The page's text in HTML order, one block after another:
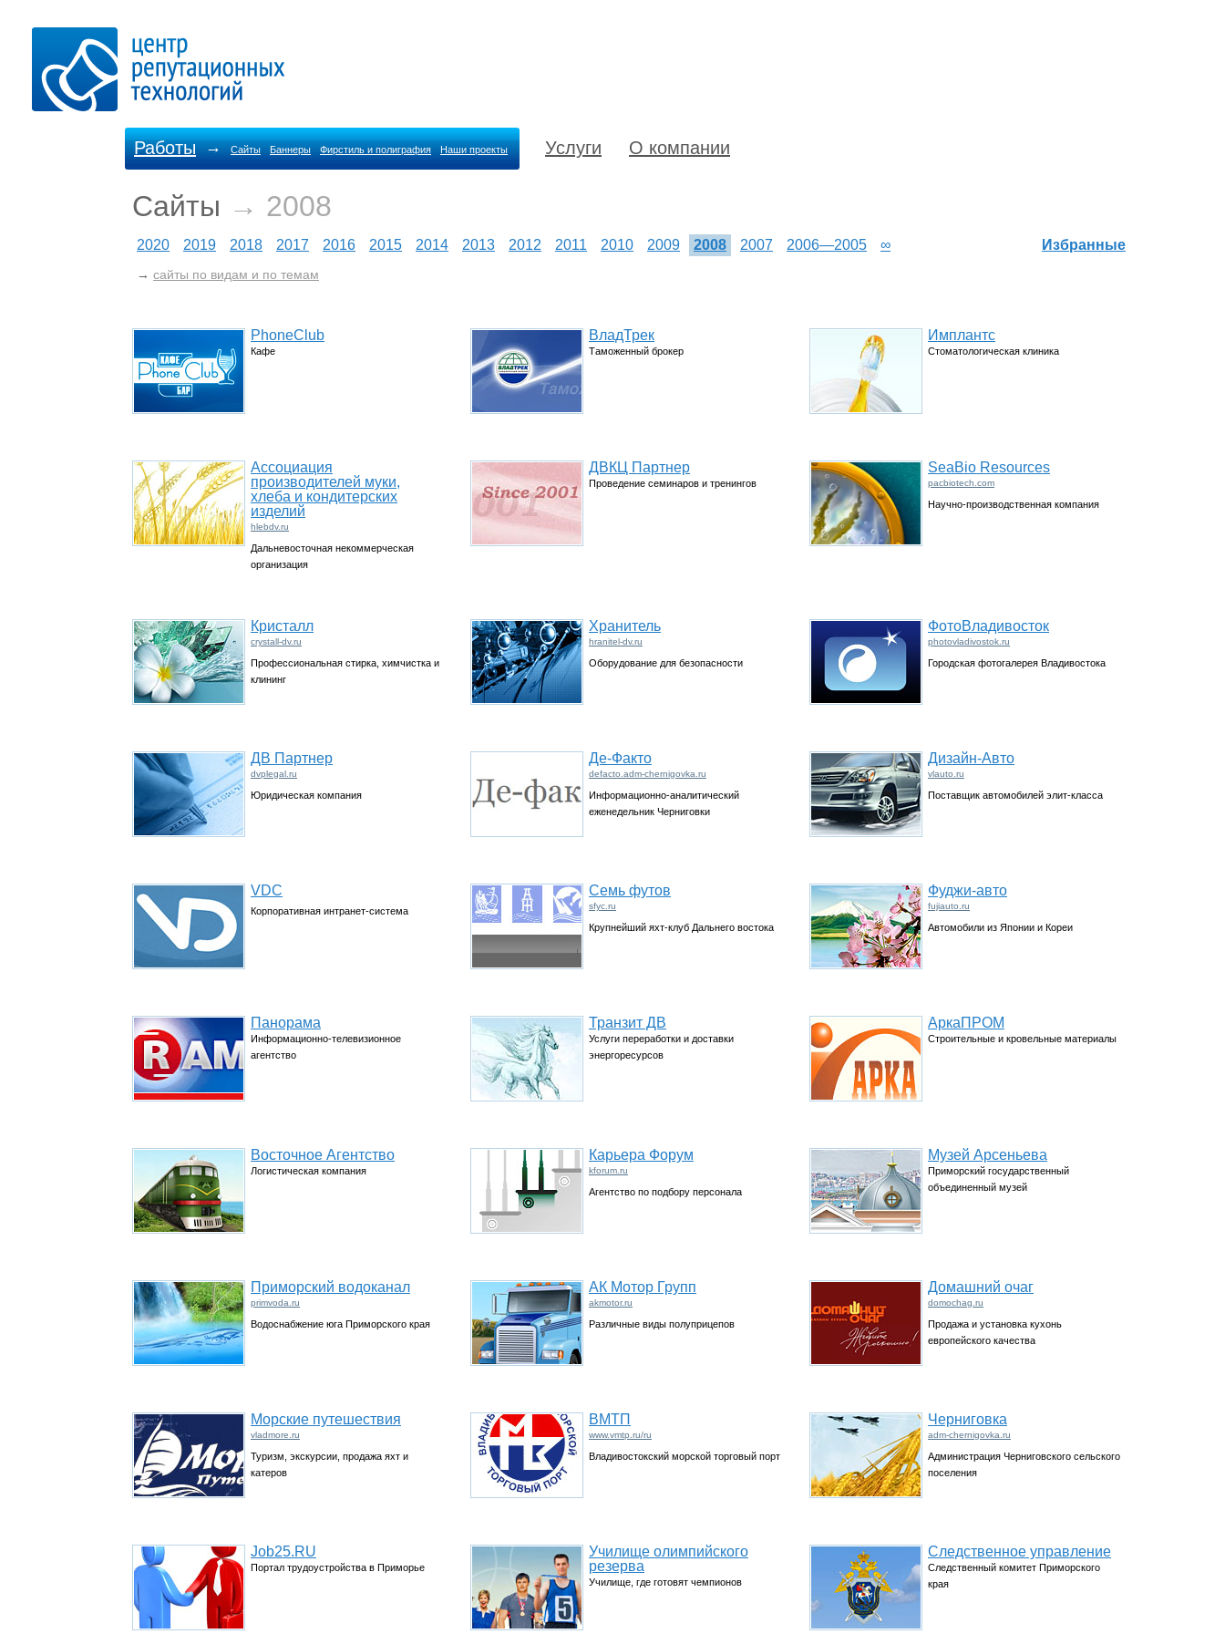
Работы → Сайты Баннеры Фирстиль и полиграфия Наши проекты Услуги О компании
Сайты → 2008
Избранные
2020 2019 2018 2017 2016 2015 2014 2013 2012 2011 2010 2009 2008 2007 2006—2005 ∞
→ сайты по видам и по темам
PhoneClub
Кафе
ВладТрек
Таможенный брокер
Имплантс
Стоматологическая клиника
Ассоциация
производителей муки,
хлеба и кондитерских
изделий
hlebdv.ru
Дальневосточная некоммерческая
организация
ДВКЦ Партнер
Проведение семинаров и тренингов
SeaBio Resources
pacbiotech.com
Научно-производственная компания
Кристалл
crystall-dv.ru
Профессиональная стирка, химчистка и
клининг
Хранитель
hranitel-dv.ru
Оборудование для безопасности
ФотоВладивосток
photovladivostok.ru
Городская фотогалерея Владивостока
ДВ Партнер
dvplegal.ru
Юридическая компания
Де-Факто
defacto.adm-chernigovka.ru
Информационно-аналитический
еженедельник Черниговки
Дизайн-Авто
vlauto.ru
Поставщик автомобилей элит-класса
VDC
Корпоративная интранет-система
Семь футов
sfyc.ru
Крупнейший яхт-клуб Дальнего востока
Фуджи-авто
fujiauto.ru
Автомобили из Японии и Кореи
Панорама
Информационно-телевизионное
агентство
Транзит ДВ
Услуги переработки и доставки
энергоресурсов
АркаПРОМ
Строительные и кровельные материалы
Восточное Агентство
Логистическая компания
Карьера Форум
kforum.ru
Агентство по подбору персонала
Музей Арсеньева
Приморский государственный
объединенный музей
Приморский водоканал
primvoda.ru
Водоснабжение юга Приморского края
АК Мотор Групп
akmotor.ru
Различные виды полуприцепов
Домашний очаг
domochag.ru
Продажа и установка кухонь
европейского качества
Морские путешествия
vladmore.ru
Туризм, экскурсии, продажа яхт и
катеров
ВМТП
www.vmtp.ru/ru
Владивостокский морской торговый порт
Черниговка
adm-chernigovka.ru
Администрация Черниговского сельского
поселения
Job25.RU
Портал трудоустройства в Приморье
Училище олимпийского
резерва
Училище, где готовят чемпионов
Следственное управление
Следственный комитет Приморского
края